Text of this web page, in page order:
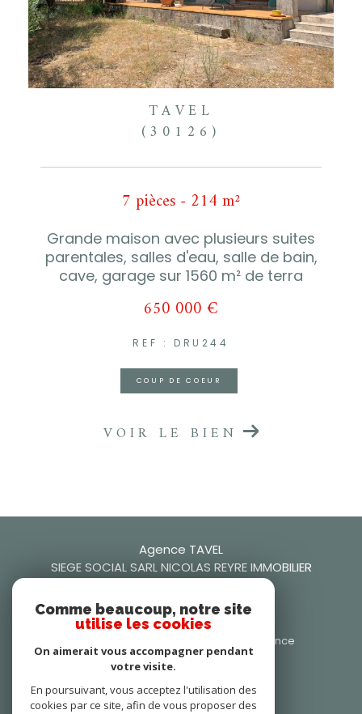
TAVEL
(30126)
7 pièces - 214 m²
Grande maison avec plusieurs suites
parentales, salles d'eau, salle de bain,
cave, garage sur 1560 m² de terra
650 000 €
REF : DRU244
COUP DE COEUR
VOIR LE BIEN
Agence TAVEL
SIEGE SOCIAL SARL NICOLAS REYRE IMMOBILIER
0466509942
nicolasreyre30@gmail.com
106 Rue Frédéric Mistral, 30126 Tavel, France
30126 tavel
Nous suivre sur
Comme beaucoup, notre site
utilise les cookies
On aimerait vous accompagner pendant
votre visite.
En poursuivant, vous acceptez l'utilisation des
cookies par ce site, afin de vous proposer des